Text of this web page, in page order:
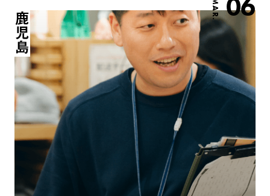
MAR.
鹿児島